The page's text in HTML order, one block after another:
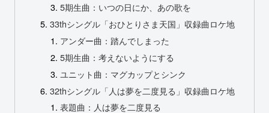
5期生曲：いつの日にか、あの歌を
33thシングル「おひとりさま天国」収録曲ロケ地
アンダー曲：踏んでしまった
5期生曲：考えないようにする
ユニット曲：マグカップとシンク
32thシングル「人は夢を二度見る」収録曲ロケ地
表題曲：人は夢を二度見る